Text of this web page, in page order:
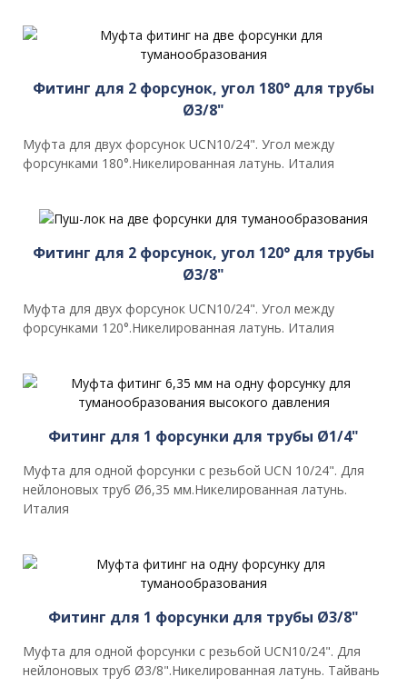
Фитинг для 2 форсунок, угол 180° для трубы
Ø3/8"
Муфта для двух форсунок UCN10/24". Угол между
форсунками 180°.Никелированная латунь. Италия
Фитинг для 2 форсунок, угол 120° для трубы
Ø3/8"
Муфта для двух форсунок UCN10/24". Угол между
форсунками 120°.Никелированная латунь. Италия
Фитинг для 1 форсунки для трубы Ø1/4"
Муфта для одной форсунки с резьбой UCN 10/24". Для
нейлоновых труб Ø6,35 мм.Никелированная латунь.
Италия
Фитинг для 1 форсунки для трубы Ø3/8"
Муфта для одной форсунки с резьбой UCN10/24". Для
нейлоновых труб Ø3/8".Никелированная латунь. Тайвань